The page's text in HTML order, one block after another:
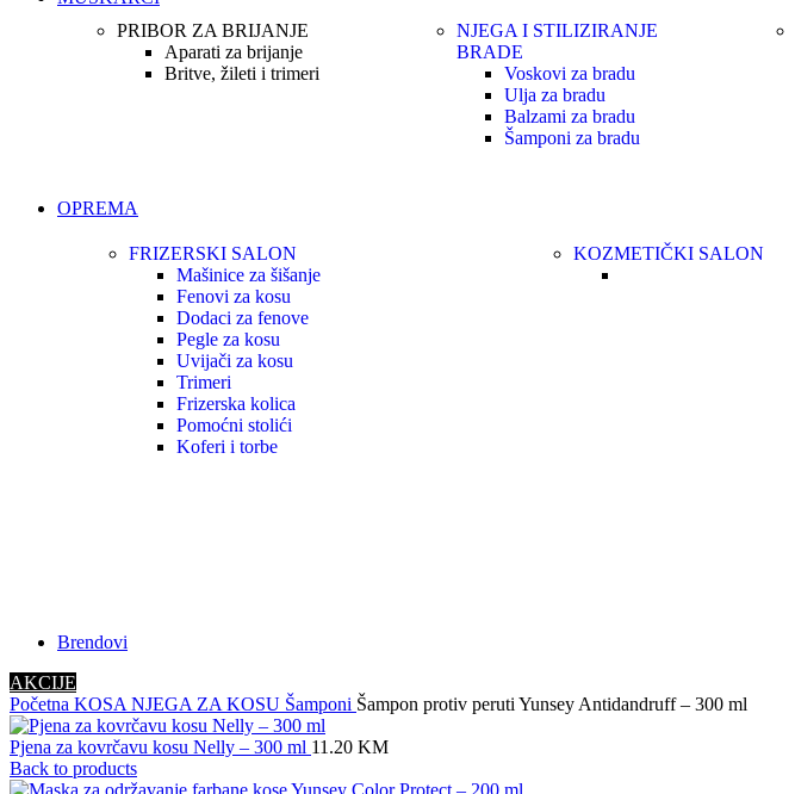
PRIBOR ZA BRIJANJE
Aparati za brijanje
Britve, žileti i trimeri
NJEGA I STILIZIRANJE
BRADE
Voskovi za bradu
Ulja za bradu
Balzami za bradu
Šamponi za bradu
OPREMA
FRIZERSKI SALON
Mašinice za šišanje
Fenovi za kosu
Dodaci za fenove
Pegle za kosu
Uvijači za kosu
Trimeri
Frizerska kolica
Pomoćni stolići
Koferi i torbe
KOZMETIČKI SALON
Brendovi
AKCIJE
Početna KOSA NJEGA ZA KOSU Šamponi Šampon protiv peruti Yunsey Antidandruff – 300 ml
Pjena za kovrčavu kosu Nelly – 300 ml 11.20 KM
Back to products